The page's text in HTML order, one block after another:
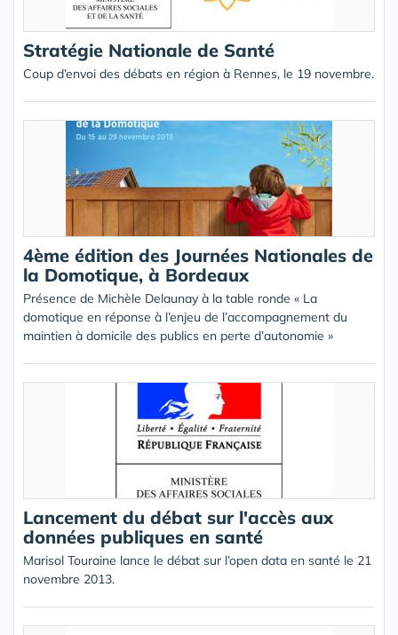
Stratégie Nationale de Santé
Coup d’envoi des débats en région à Rennes, le 19 novembre.
4ème édition des Journées Nationales de
la Domotique, à Bordeaux
Présence de Michèle Delaunay à la table ronde « La
domotique en réponse à l’enjeu de l’accompagnement du
maintien à domicile des publics en perte d’autonomie »
Lancement du débat sur l'accès aux
données publiques en santé
Marisol Touraine lance le débat sur l’open data en santé le 21
novembre 2013.